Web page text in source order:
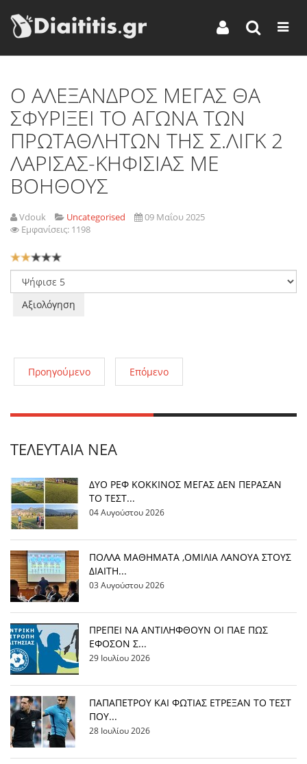
O AΛΕΞΑΝΔΡΟΣ ΜΕΓΑΣ ΘΑ
ΣΦΥΡΙΞΕΙ ΤΟ ΑΓΩΝΑ ΤΩΝ
ΠΡΩΤΑΘΛΗΤΩΝ ΤΗΣ Σ.ΛΙΓΚ 2
ΛΑΡΙΣΑΣ-ΚΗΦΙΣΙΑΣ ΜΕ
ΒΟΗΘΟΥΣ
Vdouk Uncategorised
09 Μαΐου 2025
Εμφανίσεις: 1198
Αξιολόγηση
Χρήστη:2/5
Παρακαλώ
αξιολογήστε
Προηγούμενο Επόμενο
ΤΕΛΕΥΤΑΊΑ ΝΈΑ
ΔΥΟ ΡΕΦ ΚΟΚΚΙΝΟΣ ΜΕΓΑΣ ΔΕΝ ΠΕΡΑΣΑΝ
ΤΟ ΤΕΣΤ...
04 Αυγούστου 2026
ΠΟΛΛΑ ΜΑΘΗΜΑΤΑ ,ΟΜΙΛΙΑ ΛΑΝΟΥΑ ΣΤΟΥΣ
ΔΙΑΙΤΗ...
03 Αυγούστου 2026
ΠΡΕΠΕΙ ΝΑ ΑΝΤΙΛΗΦΘΟΥΝ ΟΙ ΠΑΕ ΠΩΣ
ΕΦΟΣΟΝ Σ...
29 Ιουλίου 2026
ΠΑΠΑΠΕΤΡΟΥ ΚΑΙ ΦΩΤΙΑΣ ΕΤΡΕΞΑΝ ΤΟ ΤΕΣΤ
ΠΟΥ...
28 Ιουλίου 2026